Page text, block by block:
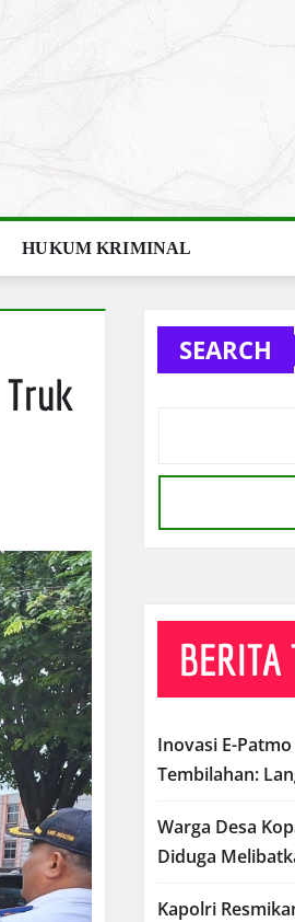
HUKUM KRIMINAL
SEARCH
BERITA
Inovasi E-
Tembilahan:
Warga Desa
Diduga
Kapolri